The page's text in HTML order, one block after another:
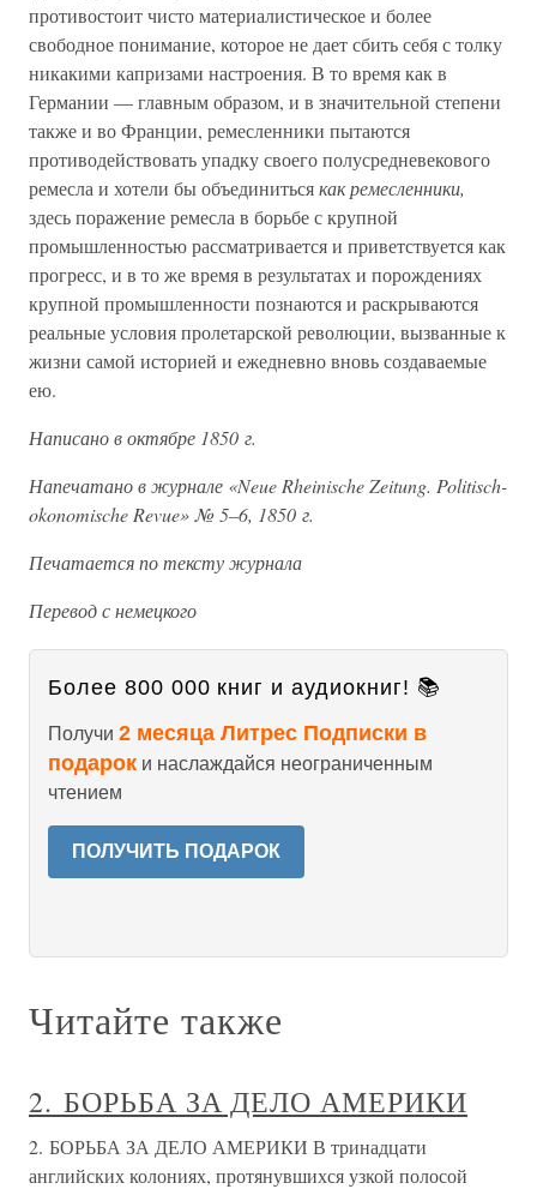
противостоит чисто материалистическое и более
свободное понимание, которое не дает сбить себя с толку
никакими капризами настроения. В то время как в
Германии — главным образом, и в значительной степени
также и во Франции, ремесленники пытаются
противодействовать упадку своего полусредневекового
ремесла и хотели бы объединитьсякак ремесленники,
здесь поражение ремесла в борьбе с крупной
промышленностью рассматривается и приветствуется как
прогресс, и в то же время в результатах и порождениях
крупной промышленности познаются и раскрываются
реальные условия пролетарской революции, вызванные к
жизни самой историей и ежедневно вновь создаваемые
ею.
Написано в октябре 1850 г.
Напечатано в журнале «Neue Rheinische Zeitung. Politisch-
okonomische Revue» № 5–6, 1850 г.
Печатается по тексту журнала
Перевод с немецкого
Более 800 000 книг и аудиокниг! 📚
Получи 2 месяца Литрес Подписки в
подарок и наслаждайся неограниченным
чтением
ПОЛУЧИТЬ ПОДАРОК
Читайте также
2. БОРЬБА ЗА ДЕЛО АМЕРИКИ
2. БОРЬБА ЗА ДЕЛО АМЕРИКИ В тринадцати
английских колониях, протянувшихся узкой полосой